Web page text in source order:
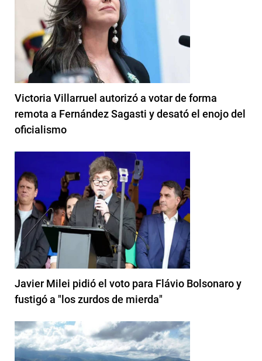
Victoria Villarruel autorizó a votar de forma
remota a Fernández Sagasti y desató el enojo del
oficialismo
Javier Milei pidió el voto para Flávio Bolsonaro y
fustigó a "los zurdos de mierda"